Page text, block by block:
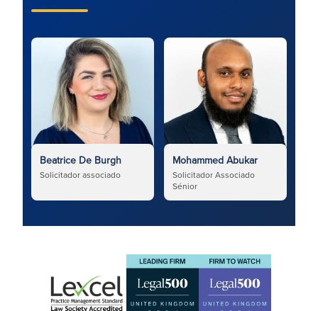
Beatrice De Burgh
Solicitador associado
Mohammed Abukar
Solicitador Associado
Sénior